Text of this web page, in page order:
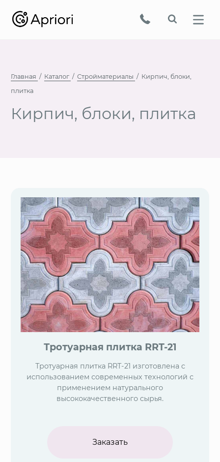
Главная Каталог Стройматериалы
Кирпич, блоки,
плитка
Кирпич, блоки, плитка
Тротуарная плитка RRT-21
Тротуарная плитка RRT-21 изготовлена с
использованием современных технологий с
применением натурального
высококачественного сырья.
Заказать